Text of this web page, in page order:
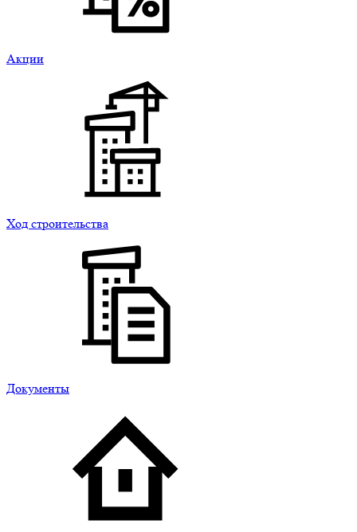
Акции
Ход строительства
Документы